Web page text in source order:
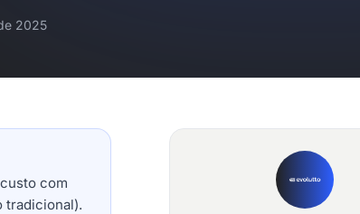
2025
com
tradicional).